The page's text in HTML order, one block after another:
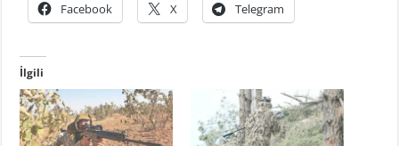
Facebook X Telegram
İlgili